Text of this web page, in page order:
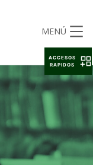
MENÚ
ACCESOS
RAPIDOS